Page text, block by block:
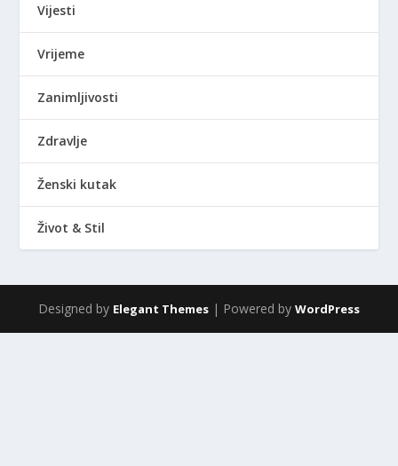
Vijesti
Vrijeme
Zanimljivosti
Zdravlje
Ženski kutak
Život & Stil
Designed by Elegant Themes | Powered by WordPress